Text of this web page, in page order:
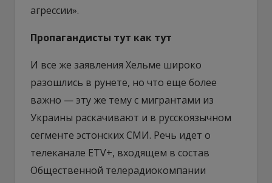
агрессии».
Пропагандисты тут как тут
И все же заявления Хельме широко
разошлись в рунете, но что еще более
важно — эту же тему с мигрантами из
Украины раскачивают и в русскоязычном
сегменте эстонских СМИ. Речь идет о
телеканале ETV+, входящем в состав
Общественной телерадиокомпании